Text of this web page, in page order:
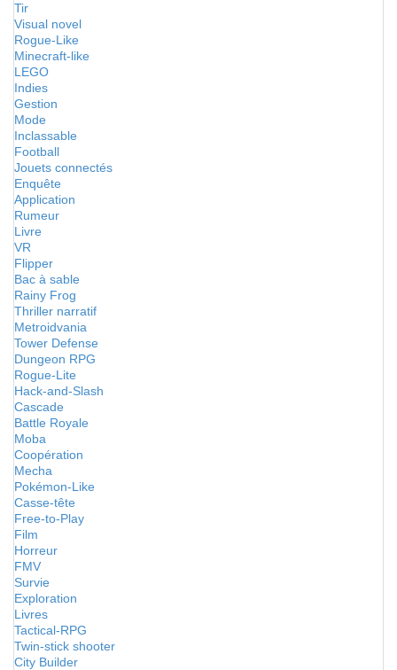
Tir
Visual novel
Rogue-Like
Minecraft-like
LEGO
Indies
Gestion
Mode
Inclassable
Football
Jouets connectés
Enquête
Application
Rumeur
Livre
VR
Flipper
Bac à sable
Rainy Frog
Thriller narratif
Metroidvania
Tower Defense
Dungeon RPG
Rogue-Lite
Hack-and-Slash
Cascade
Battle Royale
Moba
Coopération
Mecha
Pokémon-Like
Casse-tête
Free-to-Play
Film
Horreur
FMV
Survie
Exploration
Livres
Tactical-RPG
Twin-stick shooter
City Builder